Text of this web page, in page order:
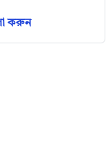
করুন